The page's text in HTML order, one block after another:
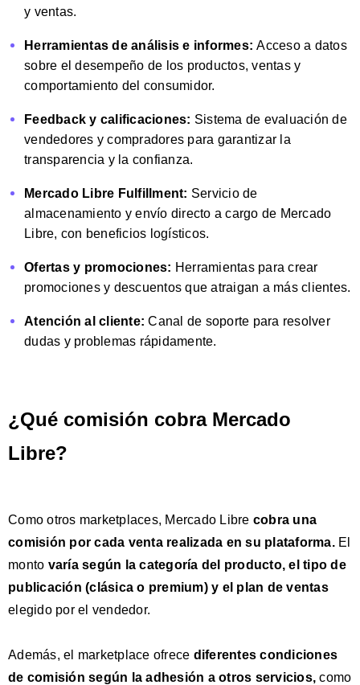
y ventas.
Herramientas de análisis e informes: Acceso a datos
sobre el desempeño de los productos, ventas y
comportamiento del consumidor.
Feedback y calificaciones: Sistema de evaluación de
vendedores y compradores para garantizar la
transparencia y la confianza.
Mercado Libre Fulfillment: Servicio de
almacenamiento y envío directo a cargo de Mercado
Libre, con beneficios logísticos.
Ofertas y promociones: Herramientas para crear
promociones y descuentos que atraigan a más clientes.
Atención al cliente:Canal de soporte para resolver
dudas y problemas rápidamente.
¿Qué comisión cobra Mercado
Libre?
Como otros marketplaces, Mercado Libre cobra una
comisión por cada venta realizada en su plataforma. El
monto varía según la categoría del producto, el tipo de
publicación (clásica o premium) y el plan de ventas
elegido por el vendedor.
Además, el marketplace ofrece diferentes condiciones
de comisión según la adhesión a otros servicios,como